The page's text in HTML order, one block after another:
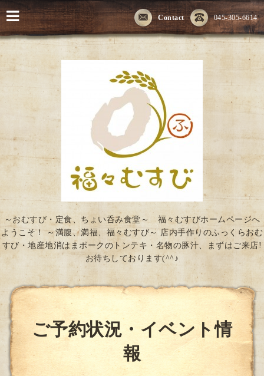
045-305-6614
Contact
～おむすび・定食、ちょい呑み食堂～ 福々むすびホームページへ
ようこそ！ ～満腹、満福、福々むすび～ 店内手作りのふっくらおむ
すび・地産地消はまポークのトンテキ・名物の豚汁、まずはご来店!
お待ちしております(^^♪
ご予約状況・イベント情
報